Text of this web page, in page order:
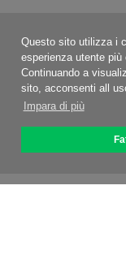
Questo sito utilizza i
esperienza utente più
Continuando a
sito, acconsenti all
Impara di più